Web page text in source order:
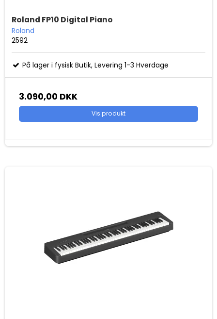
Roland FP10 Digital Piano
Roland
2592
På lager i fysisk Butik, Levering 1-3 Hverdage
3.090,00 DKK
Vis produkt